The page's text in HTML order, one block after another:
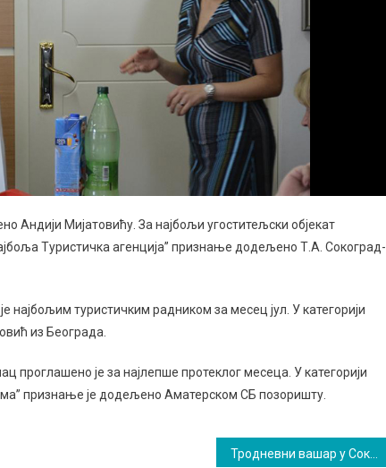
Андији Мијатовићу. За најбољи угоститељски објекат
Туристичка агенција” признање додељено Т.А. Сокоград-
туристичким радником за месец јул. У категорији
из Београда.
је за најлепше протеклог месеца. У категорији
признање је додељено Аматерском СБ позоришту.